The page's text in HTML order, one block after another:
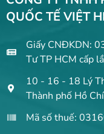
QUỐC TẾ VIỆT
Giấy CNĐKDN:
Tư TP HCM cấp
10 - 16 - 18 Lý
Thành phố Hồ
Mã số thuế: